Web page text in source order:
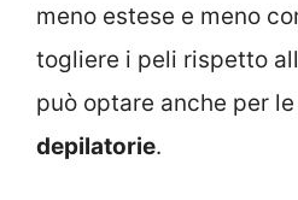
meno estese e meno
togliere i peli rispetto
può optare anche per le
depilatorie.